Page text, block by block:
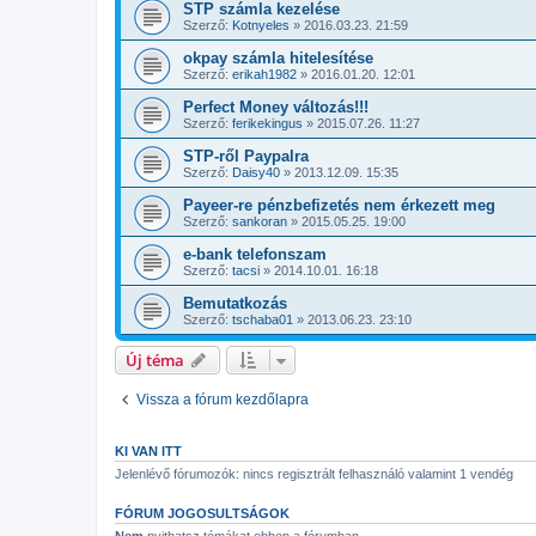
STP számla kezelése
Szerző: Kotnyeles » 2016.03.23. 21:59
okpay számla hitelesítése
Szerző: erikah1982 » 2016.01.20. 12:01
Perfect Money változás!!!
Szerző: ferikekingus » 2015.07.26. 11:27
STP-ről Paypalra
Szerző: Daisy40 » 2013.12.09. 15:35
Payeer-re pénzbefizetés nem érkezett meg
Szerző: sankoran » 2015.05.25. 19:00
e-bank telefonszam
Szerző: tacsi » 2014.10.01. 16:18
Bemutatkozás
Szerző: tschaba01 » 2013.06.23. 23:10
Új téma
Vissza a fórum kezdőlapra
KI VAN ITT
Jelenlévő fórumozók: nincs regisztrált felhasználó valamint 1 vendég
FÓRUM JOGOSULTSÁGOK